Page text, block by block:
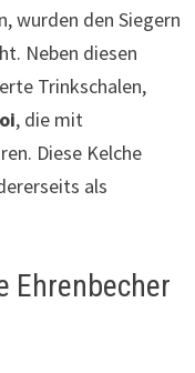
wurden den Siegern
Neben diesen
Trinkschalen,
, die mit
Diese Kelche
als
Ehrenbecher